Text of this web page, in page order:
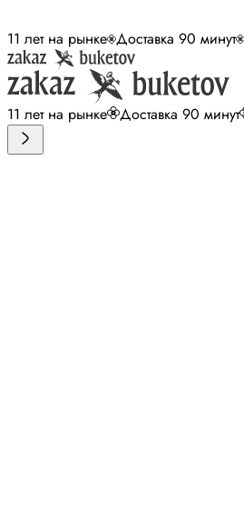
11 лет на рынке Доставка 90 минут
11 лет на рынке Доставка 90 минут